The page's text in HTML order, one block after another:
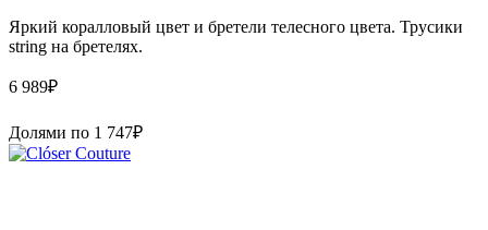
Яркий коралловый цвет и бретели телесного цвета. Трусики
string на бретелях.
6 989₽
Долями по 1 747₽